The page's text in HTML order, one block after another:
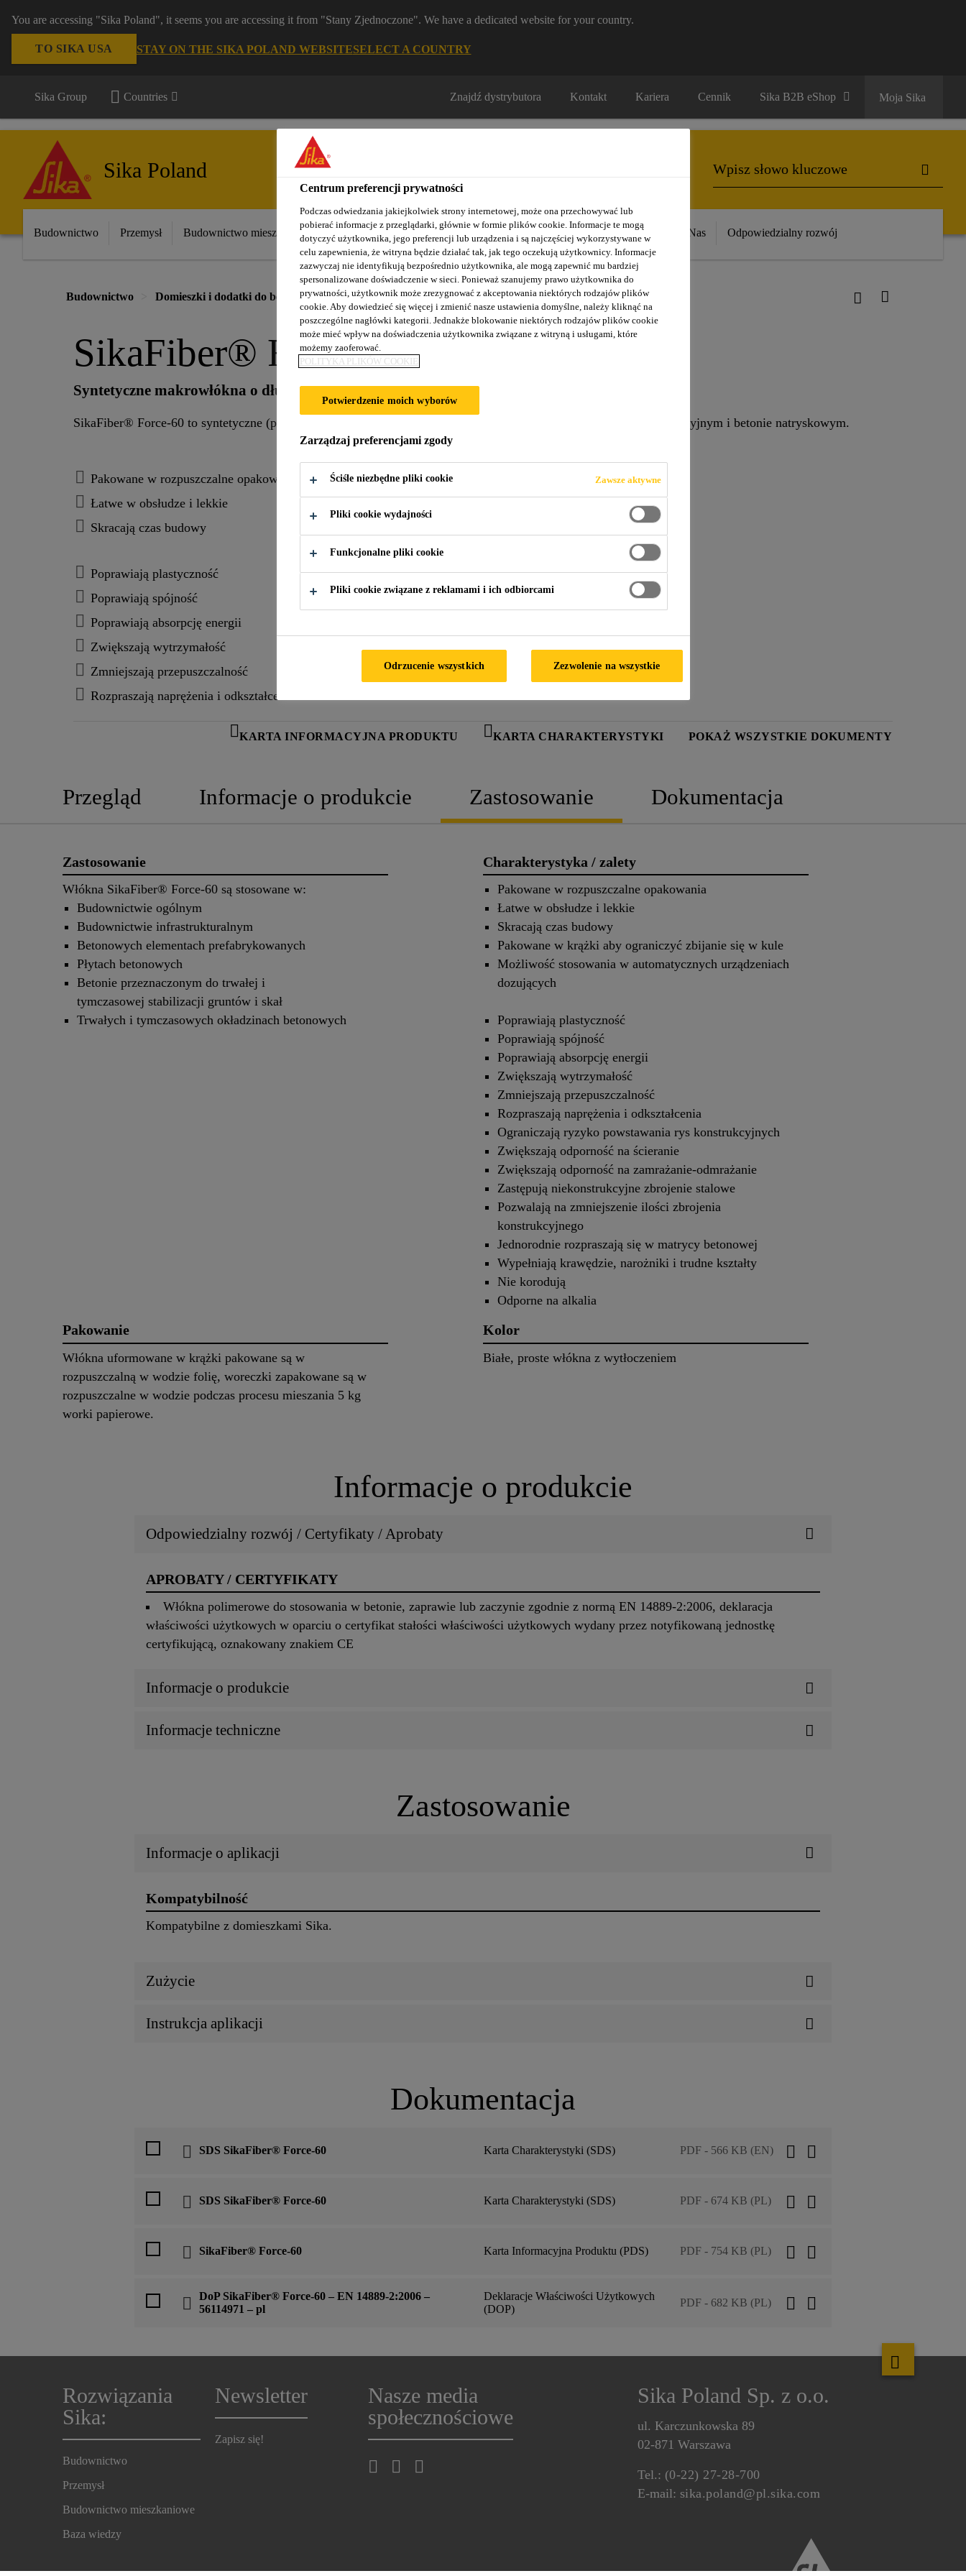
You are accessing "Sika Poland", it seems you are accessing it from "Stany Zjednoczone". We have a dedicated website for your country.
TO SIKA USA STAY ON THE SIKA POLAND WEBSITESELECT A COUNTRY
Sika Group Countries Znajdź dystrybutora Kontakt Kariera Cennik Sika B2B eShop Moja Sika
Sika Poland
Budownictwo Przemysł Budownictwo mieszkaniowe Nasze realizacje Baza wiedzy / Dokumentacja Szkolenia Sika O Nas Odpowiedzialny rozwój
Budownictwo Domieszki i dodatki do betonu Włókna do betonu SikaFiber® Force-60
SikaFiber® Force-60
Syntetyczne makrowłókna o długości 60 mm do betonu i betonu natryskowego
SikaFiber® Force-60 to syntetyczne (poliolefina) makrowłókna o długości 60 mm do stosowania w betonie konstrukcyjnym i betonie natryskowym.
Pakowane w rozpuszczalne opakowania
Łatwe w obsłudze i lekkie
Skracają czas budowy
Poprawiają plastyczność
Poprawiają spójność
Poprawiają absorpcję energii
Zwiększają wytrzymałość
Zmniejszają przepuszczalność
Rozpraszają naprężenia i odkształcenia
KARTA INFORMACYJNA PRODUKTU KARTA CHARAKTERYSTYKI POKAŻ WSZYSTKIE DOKUMENTY
Przegląd Informacje o produkcie Zastosowanie Dokumentacja
Zastosowanie
Włókna SikaFiber® Force-60 są stosowane w:
Budownictwie ogólnym
Budownictwie infrastrukturalnym
Betonowych elementach prefabrykowanych
Płytach betonowych
Betonie przeznaczonym do trwałej i
tymczasowej stabilizacji gruntów i skał
Trwałych i tymczasowych okładzinach betonowych
Charakterystyka / zalety
Pakowane w rozpuszczalne opakowania
Łatwe w obsłudze i lekkie
Skracają czas budowy
Pakowane w krążki aby ograniczyć zbijanie się w kule
Możliwość stosowania w automatycznych urządzeniach
dozujących
Poprawiają plastyczność
Poprawiają spójność
Poprawiają absorpcję energii
Zwiększają wytrzymałość
Zmniejszają przepuszczalność
Rozpraszają naprężenia i odkształcenia
Ograniczają ryzyko powstawania rys konstrukcyjnych
Zwiększają odporność na ścieranie
Zwiększają odporność na zamrażanie-odmrażanie
Zastępują niekonstrukcyjne zbrojenie stalowe
Pozwalają na zmniejszenie ilości zbrojenia
konstrukcyjnego
Jednorodnie rozpraszają się w matrycy betonowej
Wypełniają krawędzie, narożniki i trudne kształty
Nie korodują
Odporne na alkalia
Pakowanie
Włókna uformowane w krążki pakowane są w
rozpuszczalną w wodzie folię, woreczki zapakowane są w
rozpuszczalne w wodzie podczas procesu mieszania 5 kg
worki papierowe.
Kolor
Białe, proste włókna z wytłoczeniem
Informacje o produkcie
Odpowiedzialny rozwój / Certyfikaty / Aprobaty
APROBATY / CERTYFIKATY
Włókna polimerowe do stosowania w betonie, zaprawie lub zaczynie zgodnie z normą EN 14889-2:2006, deklaracja
właściwości użytkowych w oparciu o certyfikat stałości właściwości użytkowych wydany przez notyfikowaną jednostkę
certyfikującą, oznakowany znakiem CE
Informacje o produkcie
Informacje techniczne
Zastosowanie
Informacje o aplikacji
Kompatybilność
Kompatybilne z domieszkami Sika.
Zużycie
Instrukcja aplikacji
Dokumentacja
SDS SikaFiber® Force-60 Karta Charakterystyki (SDS) PDF - 566 KB (EN)
SDS SikaFiber® Force-60 Karta Charakterystyki (SDS) PDF - 674 KB (PL)
SikaFiber® Force-60 Karta Informacyjna Produktu (PDS) PDF - 754 KB (PL)
DoP SikaFiber® Force-60 – EN 14889-2:2006 –
56114971 – pl
Deklaracje Właściwości Użytkowych
(DOP)
PDF - 682 KB (PL)
Rozwiązania
Sika:
Budownictwo
Przemysł
Budownictwo mieszkaniowe
Baza wiedzy
Newsletter
Zapisz się!
Nasze media
społecznościowe
Sika Poland Sp. z o.o.
ul. Karczunkowska 89
02-871 Warszawa
Tel.: (0-22) 27-28-700
E-mail: sika.poland@pl.sika.com
Centrum preferencji prywatności
Podczas odwiedzania jakiejkolwiek strony internetowej, może ona przechowywać lub
pobierać informacje z przeglądarki, głównie w formie plików cookie. Informacje te mogą
dotyczyć użytkownika, jego preferencji lub urządzenia i są najczęściej wykorzystywane w
celu zapewnienia, że witryna będzie działać tak, jak tego oczekują użytkownicy. Informacje
zazwyczaj nie identyfikują bezpośrednio użytkownika, ale mogą zapewnić mu bardziej
spersonalizowane doświadczenie w sieci. Ponieważ szanujemy prawo użytkownika do
prywatności, użytkownik może zrezygnować z akceptowania niektórych rodzajów plików
cookie. Aby dowiedzieć się więcej i zmienić nasze ustawienia domyślne, należy kliknąć na
poszczególne nagłówki kategorii. Jednakże blokowanie niektórych rodzajów plików cookie
może mieć wpływ na doświadczenia użytkownika związane z witryną i usługami, które
możemy zaoferować.
POLITYKA PLIKÓW COOKIE
Potwierdzenie moich wyborów
Zarządzaj preferencjami zgody
Ściśle niezbędne pliki cookie Zawsze aktywne
Pliki cookie wydajności
Funkcjonalne pliki cookie
Pliki cookie związane z reklamami i ich odbiorcami
Odrzucenie wszystkich Zezwolenie na wszystkie